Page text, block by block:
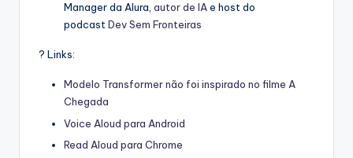
Manager da Alura, autor de IAe host do
podcastDev Sem Fronteiras
? Links:
Modelo Transformer não foi inspirado no filme A
Chegada
Voice Aloud para Android
Read Aloud para Chrome